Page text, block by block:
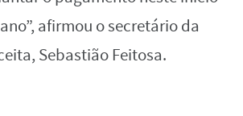
afirmou o secretário da
Sebastião Feitosa.